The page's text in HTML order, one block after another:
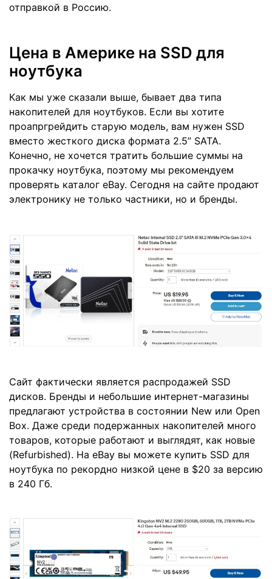
отправкой в Россию.
Цена в Америке на SSD для
ноутбука
Как мы уже сказали выше, бывает два типа
накопителей для ноутбуков. Если вы хотите
проапргрейдить старую модель, вам нужен SSD
вместо жесткого диска формата 2.5” SATA.
Конечно, не хочется тратить большие суммы на
прокачку ноутбука, поэтому мы рекомендуем
проверять каталог eBay. Сегодня на сайте продают
электронику не только частники, но и бренды.
Сайт фактически является распродажей SSD
дисков. Бренды и небольшие интернет-магазины
предлагают устройства в состоянии New или Open
Box. Даже среди подержанных накопителей много
товаров, которые работают и выглядят, как новые
(Refurbished). На eBay вы можете купить SSD для
ноутбука по рекордно низкой цене в $20 за версию
в 240 Гб.